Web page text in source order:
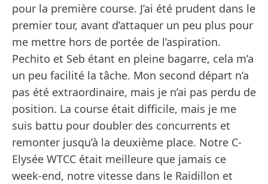
pour la première course. J’ai été prudent dans le
premier tour, avant d’attaquer un peu plus pour
me mettre hors de portée de l’aspiration.
Pechito et Seb étant en pleine bagarre, cela m’a
un peu facilité la tâche. Mon second départ n’a
pas été extraordinaire, mais je n’ai pas perdu de
position. La course était difficile, mais je me
suis battu pour doubler des concurrents et
remonter jusqu’à la deuxième place. Notre C-
Elysée WTCC était meilleure que jamais ce
week-end, notre vitesse dans le Raidillon et